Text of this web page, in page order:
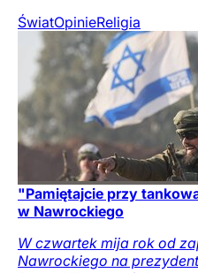
ŚwiatOpinieReligia
"Pamiętajcie przy
w Nawrockiego
W czwartek mija rok od
Nawrockiego na